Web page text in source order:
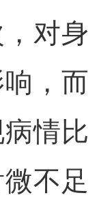
对身
，而
情比
不足